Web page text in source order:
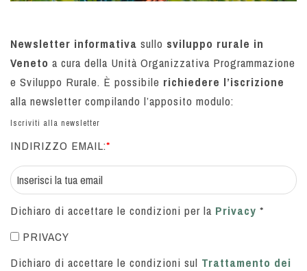
Newsletter informativa sullo sviluppo rurale in
Veneto a cura della Unità Organizzativa Programmazione
e Sviluppo Rurale. È possibile richiedere l’iscrizione
alla newsletter compilando l’apposito modulo:
Iscriviti alla newsletter
INDIRIZZO EMAIL:*
Dichiaro di accettare le condizioni per la Privacy *
PRIVACY
Dichiaro di accettare le condizioni sul Trattamento dei